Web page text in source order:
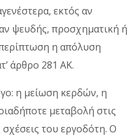
εκτός αν
ψευδής, προσχηματική ή
η απόλυση
άρθρο 281 ΑΚ.
η μείωση κερδών, η
μεταβολή στις
του εργοδότη. Ο